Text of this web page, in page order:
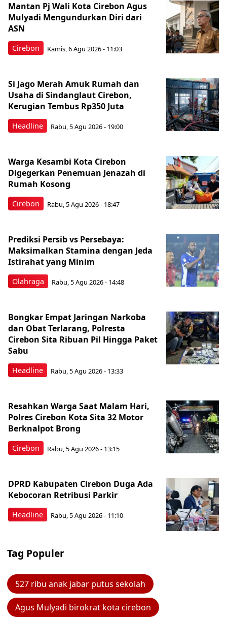
Cirebon
Mantan Pj Wali Kota Cirebon Agus
Mulyadi Mengundurkan Diri dari
ASN
Kamis, 6 Agu 2026 - 11:03
Headline
Si Jago Merah Amuk Rumah dan
Usaha di Sindanglaut Cirebon,
Kerugian Tembus Rp350 Juta
Rabu, 5 Agu 2026 - 19:00
Cirebon
Warga Kesambi Kota Cirebon
Digegerkan Penemuan Jenazah di
Rumah Kosong
Rabu, 5 Agu 2026 - 18:47
Olahraga
Prediksi Persib vs Persebaya:
Maksimalkan Stamina dengan Jeda
Istirahat yang Minim
Rabu, 5 Agu 2026 - 14:48
Headline
Bongkar Empat Jaringan Narkoba
dan Obat Terlarang, Polresta
Cirebon Sita Ribuan Pil Hingga Paket
Sabu
Rabu, 5 Agu 2026 - 13:33
Cirebon
Resahkan Warga Saat Malam Hari,
Polres Cirebon Kota Sita 32 Motor
Berknalpot Brong
Rabu, 5 Agu 2026 - 13:15
Headline
DPRD Kabupaten Cirebon Duga Ada
Kebocoran Retribusi Parkir
Rabu, 5 Agu 2026 - 11:10
Tag Populer
527 ribu anak jabar putus sekolah
Agus Mulyadi birokrat kota cirebon